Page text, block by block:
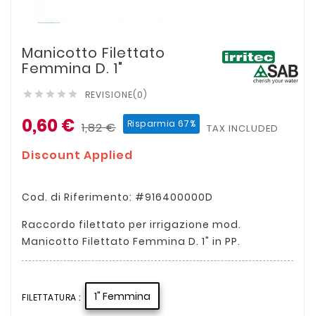
Manicotto Filettato
Femmina D. 1"
     REVISIONE(0)
0,60 € 1,82 € Risparmia 67% TAX INCLUDED
Discount Applied
Cod. di Riferimento: #916400000D
Raccordo filettato per irrigazione mod.
Manicotto Filettato Femmina D. 1" in PP.
FILETTATURA : 1" Femmina